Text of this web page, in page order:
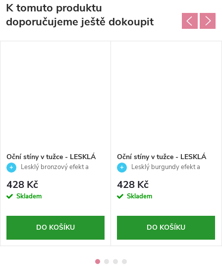
K tomuto produktu
doporučujeme ještě dokoupit
Oční stíny v tužce - LESKLÁ
BRONZOVÁ - Palladio - 1,2g
Lesklý bronzový efekt a
428 Kč
Skladem
DO KOŠÍKU
Oční stíny v tužce - LESKLÁ
BURGUNDY - Palladio - 1,2g
Lesklý burgundy efekt a
428 Kč
Skladem
DO KOŠÍKU